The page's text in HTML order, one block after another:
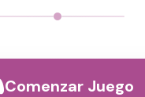
Comenzar Juego